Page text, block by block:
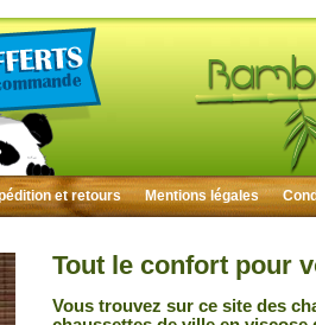
et retours Mentions légales
Tout le confort pour
Vous trouvez sur ce site des